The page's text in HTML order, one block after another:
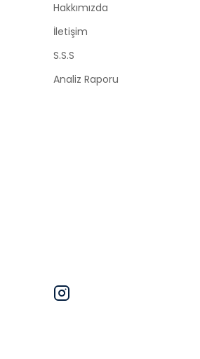
Hakkımızda
İletişim
S.S.S
Analiz Raporu